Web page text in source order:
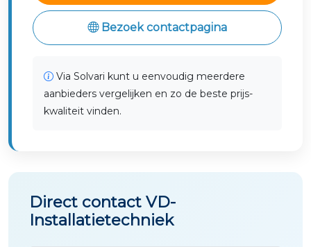
Bezoek contactpagina
Via Solvari kunt u eenvoudig meerdere
aanbieders vergelijken en zo de beste prijs-
kwaliteit vinden.
Direct contact VD-
Installatietechniek